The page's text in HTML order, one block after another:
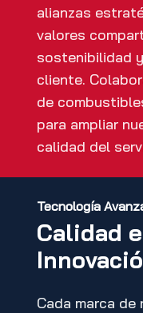
alianzas
valores
sostenibilidad
cliente.
de
para ampliar
calidad del
Tecnología
Calidad e
Cada marca